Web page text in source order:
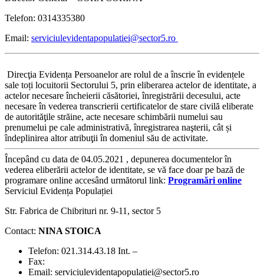
Telefon: 0314335380
Email: serviciulevidentapopulatiei@sector5.ro
Direcţia Evidența Persoanelor are rolul de a înscrie în evidențele
sale toți locuitorii Sectorului 5, prin eliberarea actelor de identitate, a
actelor necesare încheierii căsătoriei, înregistrării decesului, acte
necesare în vederea transcrierii certificatelor de stare civilă eliberate
de autorităţile străine, acte necesare schimbării numelui sau
prenumelui pe cale administrativă, înregistrarea naşterii, cât și
îndeplinirea altor atribuţii în domeniul său de activitate.
Începând cu data de 04.05.2021 , depunerea documentelor în
vederea eliberării actelor de identitate, se vă face doar pe bază de
programare online accesând următorul link: Programări online
Serviciul Evidența Populației
Str. Fabrica de Chibrituri nr. 9-11, sector 5
Contact: NINA STOICA
Telefon: 021.314.43.18 Int. –
Fax:
Email: serviciulevidentapopulatiei@sector5.ro